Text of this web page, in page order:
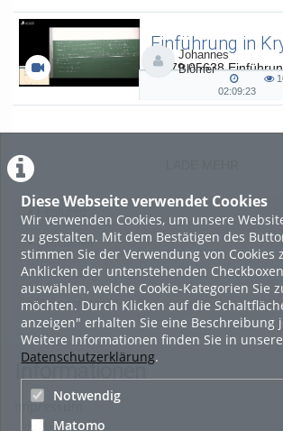
Diese Webseite verwendet Cookies
Wir verwenden Cookies, um unsere
zu gestalten. Mit dem Bestätigen des
stimmen Sie der Verwendung von Cookies
Anklicken der untenstehenden
auswählen, welche Cookie-Kategorien Sie
möchten. Durch Klicken auf die
anzeigen" erhalten Sie eine Beschreibung
Weitere Informationen finden Sie in
Datenschutzerklärung.
Notwendig
Matomo
L.079.05638
Kryptographie (in
Johannes
Blömer
02:09:23
02:09:23
views
Kommentare
likes
Beliebtheit
Bewertung
Kommentare
Informationen
Impressum